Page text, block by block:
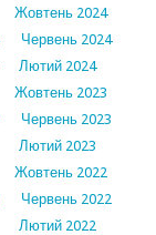
Жовтень 2024
Червень 2024
Лютий 2024
Жовтень 2023
Червень 2023
Лютий 2023
Жовтень 2022
Червень 2022
Лютий 2022